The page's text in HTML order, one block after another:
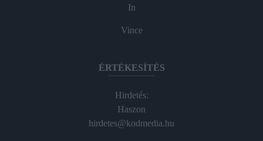
In
Vince
ÉRTÉKESÍTÉS
Hirdetés:
Haszon
hirdetes@kodmedia.hu